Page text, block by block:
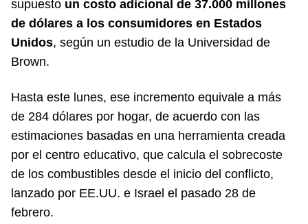
supuesto un costo adicional de 37.000 millones
de dólares a los consumidores en Estados
Unidos, según un estudio de la Universidad de
Brown.
Hasta este lunes, ese incremento equivale a más
de 284 dólares por hogar, de acuerdo con las
estimaciones basadas en una herramienta creada
por el centro educativo, que calcula el sobrecoste
de los combustibles desde el inicio del conflicto,
lanzado por EE.UU. e Israel el pasado 28 de
febrero.